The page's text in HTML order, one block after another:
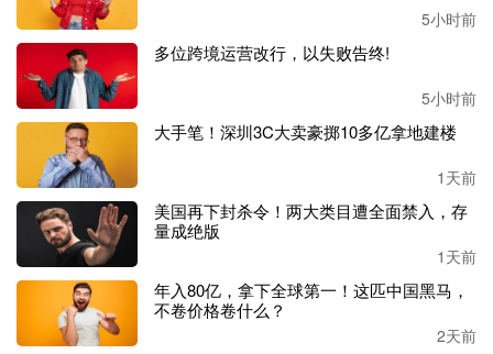
市场份额达到50%-60%，具备渗透率高、用户认可度强等特
点。且Shopee的生态规则完美契合团队备货创业的规划：东
南亚跨境备货周期短、物流时效快，平台整体广告投放成本
更低，初创阶段哪怕试水失利，资金亏损也在可承受范围之
内，对初次出海的创业者格外友好。
接下来是选类目。团队在研究了家具、
品类后，将目光锁定在了童装赛道，选择这一赛道的核心原
因是：童装的准入门槛更低。叠加当地常年居高不下的出生
率，童装刚需属性突出；同时童装属于服饰非标品类，不会
过度依赖价格竞争和销量积累。
2021年12月，Maxbuy第一家Shopee童装店铺正式上线。就
这样团队在Shopee平台的助力下开启了出海征程。
5小时前
多位跨境运营改行，以失败告终!
5小时前
大手笔！深圳3C大卖豪掷10多亿拿地建楼
1天前
美国再下封杀令！两大类目遭全面禁入，存
量成绝版
1天前
年入80亿，拿下全球第一！这匹中国黑马，
不卷价格卷什么？
2天前